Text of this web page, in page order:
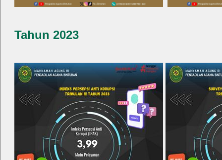
Tahun 2023